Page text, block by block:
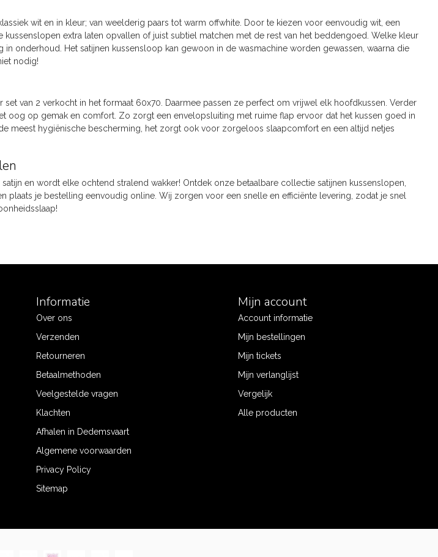
wit en in kleur; van weelderig paars tot warm offwhite. Door te kiezen voor eenvoudig wit, een
kussenslopen extra laten opvallen of juist subtiel matchen met de rest van het beddengoed. Welke kleur
in onderhoud. Het satijnen kussensloop kan gewoon in de wasmachine worden gewassen, waarna die
nodig!
set van 2 verkocht in het formaat 60x70. Daarmee passen ze perfect om vrijwel elk hoofdkussen. Verder
oog op gemak en comfort. Zo zorgt een envelopsluiting met ruime flap ervoor dat het kussen goed in
meest hygiënische bescherming, het zorgt ook voor zorgeloos slaapcomfort en een altijd netjes
en wordt elke ochtend stralend wakker! Ontdek onze betaalbare collectie satijnen kussenslopen,
plaats je bestelling eenvoudig online. Wij zorgen voor een snelle en efficiënte levering, zodat je snel
Informatie
Over ons
Verzenden
Retourneren
Betaalmethoden
Veelgestelde vragen
Klachten
Afhalen in Dedemsvaart
Algemene voorwaarden
Privacy Policy
Sitemap
Mijn account
Account informatie
Mijn bestellingen
Mijn tickets
Mijn verlanglijst
Vergelijk
Alle producten